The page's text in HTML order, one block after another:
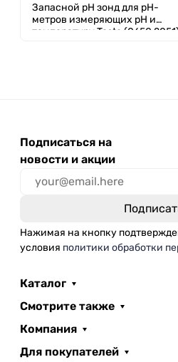
Запасной pH зонд для pH-
метров измеряющих pH и
температуру Testo (0650 2051)
Подписаться на
новости и акции
Нажимая на кнопку
условия политики обработки
Каталог
Смотрите также
Компания
Для покупателей